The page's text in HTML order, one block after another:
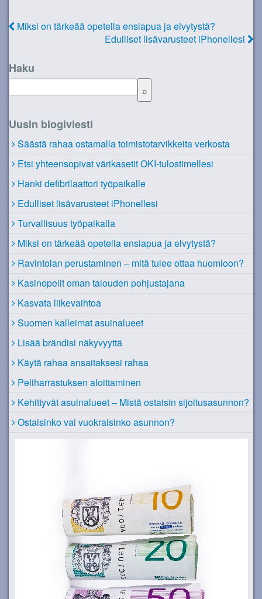
Miksi on tärkeää opetella ensiapua ja elvytystä?
Edulliset lisävarusteet iPhonellesi
Haku
Uusin blogiviesti
Säästä rahaa ostamalla toimistotarvikkeita verkosta
Etsi yhteensopivat värikasetit OKI-tulostimellesi
Hanki defibrilaattori työpaikalle
Edulliset lisävarusteet iPhonellesi
Turvallisuus työpaikalla
Miksi on tärkeää opetella ensiapua ja elvytystä?
Ravintolan perustaminen – mitä tulee ottaa huomioon?
Kasinopelit oman talouden pohjustajana
Kasvata liikevaihtoa
Suomen kalleimat asuinalueet
Lisää brändisi näkyvyyttä
Käytä rahaa ansaitaksesi rahaa
Peliharrastuksen aloittaminen
Kehittyvät asuinalueet – Mistä ostaisin sijoitusasunnon?
Ostaisinko vai vuokraisinko asunnon?